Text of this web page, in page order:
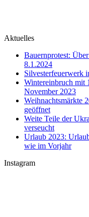
Aktuelles
Bauernprotest:
8.1.2024
Silvesterfeuerwerk
Wintereinbruch mit
November 2023
Weihnachtsmärkte
geöffnet
Weite Teile der
verseucht
Urlaub 2023:
wie im Vorjahr
Instagram